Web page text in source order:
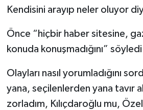
Kendisini arayıp neler oluyor
Önce “hiçbir haber sitesine,
konuda konuşmadığını”
Olayları nasıl yorumladığını
yana, seçilenlerden yana tavır
zorladım, Kılıçdaroğlu mu,